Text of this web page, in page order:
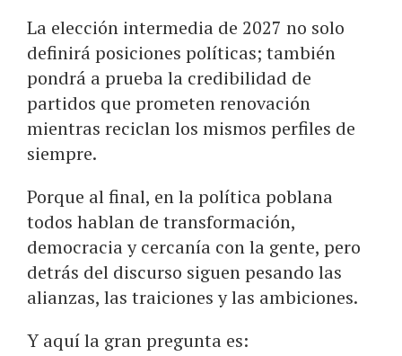
La elección intermedia de 2027 no solo
definirá posiciones políticas; también
pondrá a prueba la credibilidad de
partidos que prometen renovación
mientras reciclan los mismos perfiles de
siempre.
Porque al final, en la política poblana
todos hablan de transformación,
democracia y cercanía con la gente, pero
detrás del discurso siguen pesando las
alianzas, las traiciones y las ambiciones.
Y aquí la gran pregunta es: